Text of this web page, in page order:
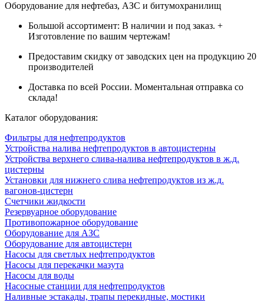
Оборудование для нефтебаз, АЗС и битумохранилищ
Большой ассортимент: В наличии и под заказ. +
Изготовление по вашим чертежам!
Предоставим скидку от заводских цен на продукцию 20
производителей
Доставка по всей России. Моментальная отправка со
склада!
Каталог оборудования:
Фильтры для нефтепродуктов
Устройства налива нефтепродуктов в автоцистерны
Устройства верхнего слива-налива нефтепродуктов в ж.д.
цистерны
Установки для нижнего слива нефтепродуктов из ж.д.
вагонов-цистерн
Счетчики жидкости
Резервуарное оборудование
Противопожарное оборудование
Оборудование для АЗС
Оборудование для автоцистерн
Насосы для светлых нефтепродуктов
Насосы для перекачки мазута
Насосы для воды
Насосные станции для нефтепродуктов
Наливные эстакады, трапы перекидные, мостики